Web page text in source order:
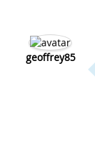
geoffrey85